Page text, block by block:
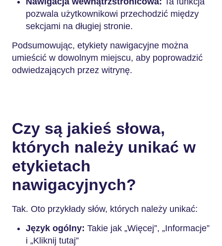
pozwala użytkownikowi przechodzić między
sekcjami na długiej stronie.
Podsumowując, etykiety nawigacyjne można
umieścić w dowolnym miejscu, aby poprowadzić
odwiedzających przez witrynę.
Czy są jakieś słowa,
których należy unikać w
etykietach
nawigacyjnych?
Tak. Oto przykłady słów, których należy unikać:
Język ogólny: Takie jak „Więcej”, „Informacje”
i „Kliknij tutaj”